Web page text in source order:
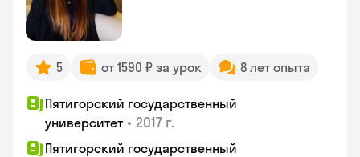
5 от 1590 ₽ за урок 8 лет опыта
Пятигорский государственный
университет • 2017 г.
Пятигорский государственный